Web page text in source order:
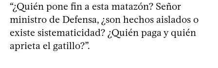
“¿Quién pone fin a esta matazón? Señor
ministro de Defensa, ¿son hechos aislados o
existe sistematicidad? ¿Quién paga y quién
aprieta el gatillo?”.